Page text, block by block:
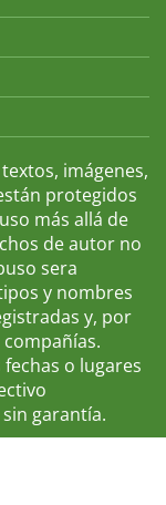
imágenes,
protegidos
más allá de
de autor no
sera
y nombres
y, por
o lugares
garantía.